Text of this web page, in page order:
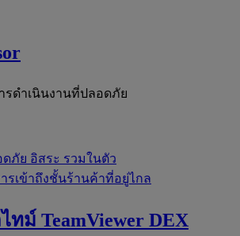
รดำเนินงานที่ปลอดภัย
ดภัย อิสระ รวมในตัว
รเข้าถึงชั้นร้านค้าที่อยู่ไกล
ทม์ TeamViewer DEX